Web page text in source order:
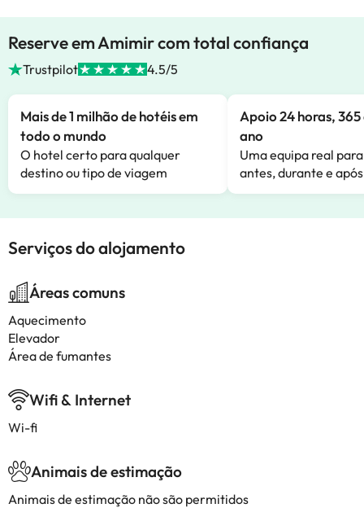
Reserve em Amimir com total confiança
Trustpilot 4.5/5
Mais de 1 milhão de hotéis em
todo o mundo
O hotel certo para qualquer
destino ou tipo de viagem
Apoio 24 horas,
ano
Uma equipa real
antes, durante e
Serviços do alojamento
Áreas comuns
Aquecimento
Elevador
Área de fumantes
Wifi & Internet
Wi-fi
Animais de estimação
Animais de estimação não são permitidos